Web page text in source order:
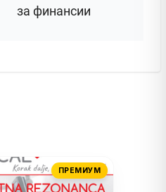
за финансии
ПРЕМИУМ